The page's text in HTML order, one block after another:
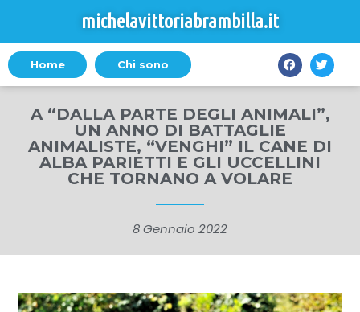
michelavittoriabrambilla.it
Home Chi sono
A “DALLA PARTE DEGLI ANIMALI”,
UN ANNO DI BATTAGLIE
ANIMALISTE, “VENGHI” IL CANE DI
ALBA PARIETTI E GLI UCCELLINI
CHE TORNANO A VOLARE
8 Gennaio 2022